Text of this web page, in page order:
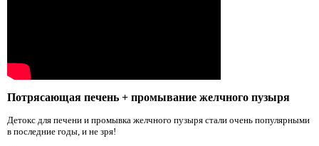
Потрясающая печень + промывание желчного пузыря
Детокс для печени и промывка желчного пузыря стали очень популярными
в последние годы, и не зря!